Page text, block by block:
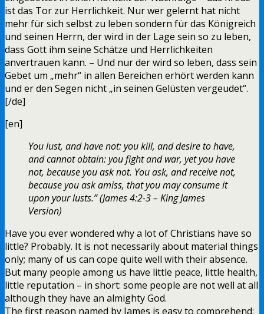
ist das Tor zur Herrlichkeit. Nur wer gelernt hat nicht
mehr für sich selbst zu leben sondern für das Königreich
und seinen Herrn, der wird in der Lage sein so zu leben,
dass Gott ihm seine Schätze und Herrlichkeiten
anvertrauen kann. – Und nur der wird so leben, dass sein
Gebet um „mehr“ in allen Bereichen erhört werden kann
und er den Segen nicht „in seinen Gelüsten vergeudet“.
[/de]
[en]
You lust, and have not: you kill, and desire to have,
and cannot obtain: you fight and war, yet you have
not, because you ask not. You ask, and receive not,
because you ask amiss, that you may consume it
upon your lusts.” (James 4:2-3 – King James
Version)
Have you ever wondered why a lot of Christians have so
little? Probably. It is not necessarily about material things
only; many of us can cope quite well with their absence.
But many people among us have little peace, little health,
little reputation – in short: some people are not well at all
although they have an almighty God.
The first reason named by James is easy to comprehend: